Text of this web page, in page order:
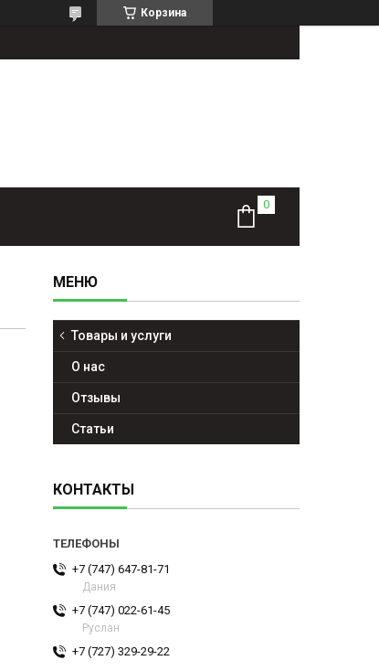
Корзина
Товары и услуги
О нас
Отзывы
Статьи
КОНТАКТЫ
+7 (747) 647-81-71
Дания
+7 (747) 022-61-45
Руслан
+7 (727) 329-29-22